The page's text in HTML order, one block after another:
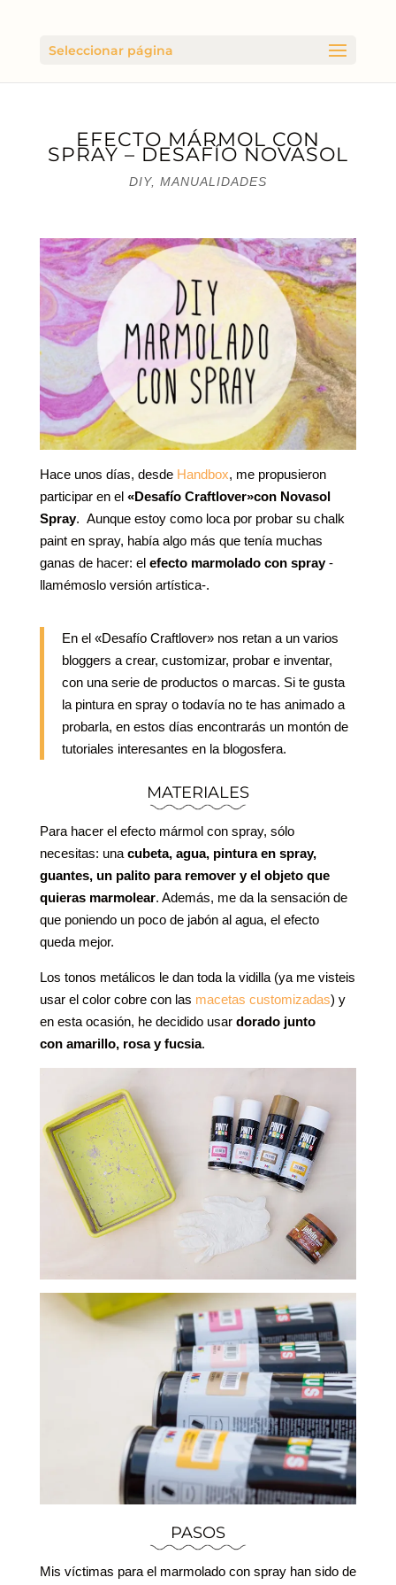
Seleccionar página
EFECTO MÁRMOL CON
SPRAY – DESAFÍO NOVASOL
DIY, MANUALIDADES
Hace unos días, desde Handbox, me propusieron
participar en el «Desafío Craftlover»con Novasol
Spray. Aunque estoy como loca por probar su chalk
paint en spray, había algo más que tenía muchas
ganas de hacer: elefecto marmolado con spray-
llamémoslo versión artística-.
En el «Desafío Craftlover» nos retan a un varios
bloggers a crear, customizar, probar e inventar,
con una serie de productos o marcas. Si te gusta
la pintura en spray o todavía no te has animado a
probarla, en estos días encontrarás un montón de
tutoriales interesantes en la blogosfera.
MATERIALES
Para hacer el efecto mármol con spray, sólo
necesitas: una cubeta, agua, pintura en spray,
guantes, un palito para remover y el objeto que
quieras marmolear. Además, me da la sensación de
que poniendo un poco de jabón al agua, el efecto
queda mejor.
Los tonos metálicos le dan toda la vidilla (ya me visteis
usar el color cobre con las macetas customizadas) y
en esta ocasión, he decidido usar dorado junto
con amarillo, rosa y fucsia.
PASOS
Mis víctimas para el marmolado con spray han sido de